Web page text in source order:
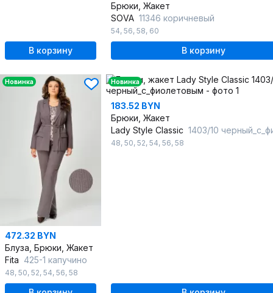
В корзину
Брюки, Жакет
SOVA 11346 коричневый
54, 56, 58, 60
В корзину
Новинка
472.32 BYN
Блуза, Брюки, Жакет
Fita 425-1 капучино
48, 50, 52, 54, 56, 58
Новинка
183.52 BYN
Брюки, Жакет
Lady Style Classic 1403/10
48, 50, 52, 54, 56, 58